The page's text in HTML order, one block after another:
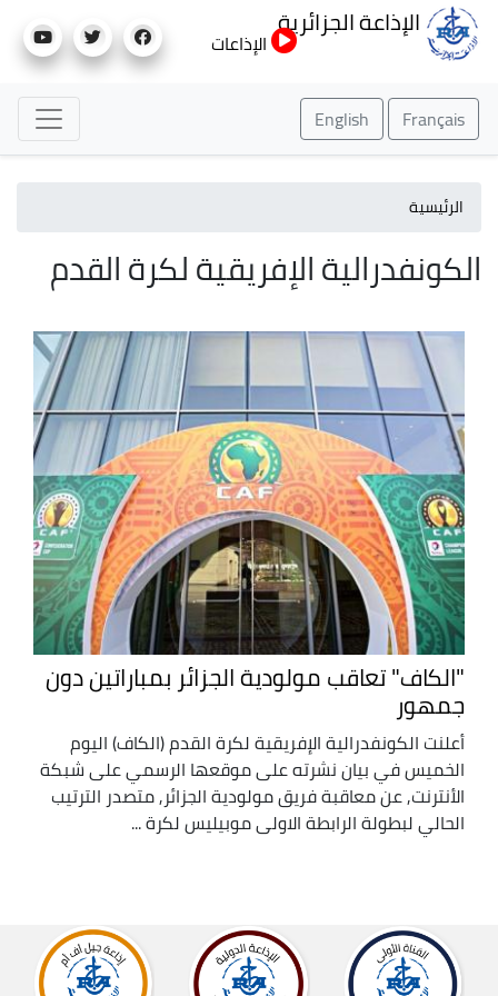
إلى
الإذاعة الجزائرية
الإذاعات
Français
English
الرئيسية
الكونفدرالية الإفريقية لكرة القدم
"الكاف" تعاقب مولودية الجزائر بمباراتين دون
جمهور
أعلنت الكونفدرالية الإفريقية لكرة القدم (الكاف) اليوم
الخميس في بيان نشرته على موقعها الرسمي على شبكة
الأنترنت, عن معاقبة فريق مولودية الجزائر, متصدر الترتيب
الحالي لبطولة الرابطة الاولى موبيليس لكرة ...